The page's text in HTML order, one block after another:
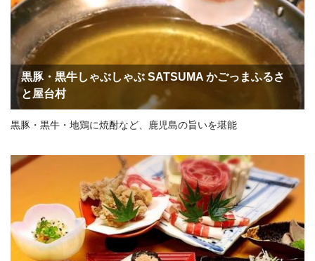
黒豚・黒牛しゃぶしゃぶ SATSUMA かごっまふるさ
と屋台村
黒豚・黒牛・地鶏に焼酎など、鹿児島の旨いを堪能